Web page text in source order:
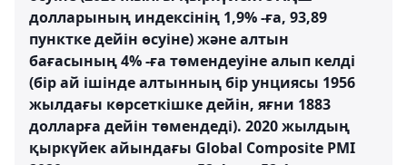
долларының индексінің 1,9% -ға, 93,89
пунктке дейін өсуіне) және алтын
бағасының 4% -ға төмендеуіне алып келді
(бір ай ішінде алтынның бір унциясы 1956
жылдағы көрсеткішке дейін, яғни 1883
долларға дейін төмендеді). 2020 жылдың
қыркүйек айындағы Global Composite PMI